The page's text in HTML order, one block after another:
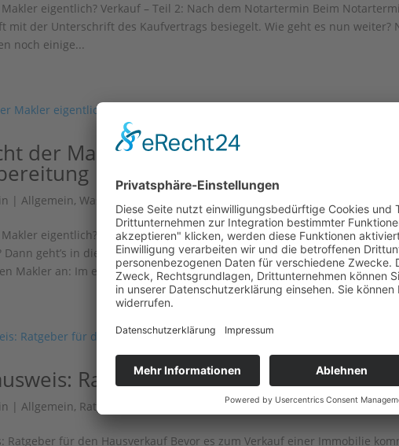
eigentlich? Verkauf – Teil 2: Nach dem Notartermin Beim
mit der Unterschrift des Kaufvertrags besiegelt. Wie geht es nun weiter?
noch einige...
der Makler eigentlich? Verkauf – Teil
|Allgemein,Was macht der Makler eigentlich
eigentlich? Verkauf – Teil 1: Notartermin und Vorbereitung
Dann geht’s in die nächste Runde beim Immobilien verkaufen – und auch
Makler an: Im ersten Teil unseres...
Ratgeber für den Hausverkauf
|Allgemein, Ratgeber
Ratgeber für den Hausverkauf Bevor es zum Verkauf einer Immobilie